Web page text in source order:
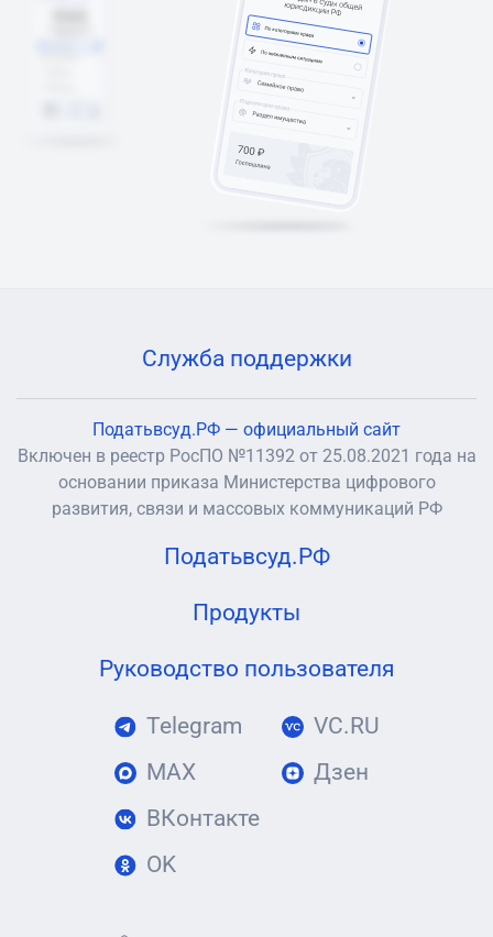
Служба поддержки
Податьвсуд.РФ — официальный сайт
Включен в реестр РосПО №11392 от 25.08.2021 года на
основании приказа Министерства цифрового
развития, связи и массовых коммуникаций РФ
Податьвсуд.РФ
Продукты
Руководство пользователя
Telegram
MAX
ВКонтакте
OK
VC.RU
Дзен